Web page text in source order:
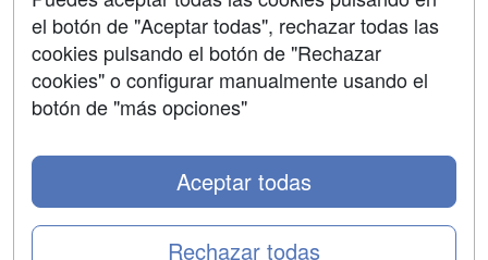
Grupo formazion:
el botón de "Aceptar todas", rechazar todas las
cookies pulsando el botón de "Rechazar
cookies" o configurar manualmente usando el
botón de "más opciones"
Rechazar todas
Aceptar todas